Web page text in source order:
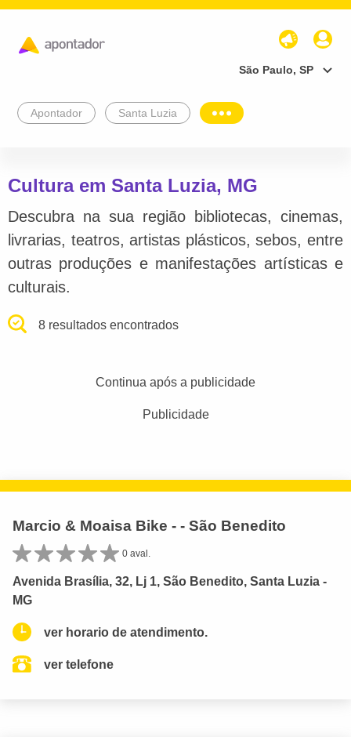
São Paulo, SP
Apontador Santa Luzia
Cultura em Santa Luzia, MG
Descubra na sua região bibliotecas, cinemas,
livrarias, teatros, artistas plásticos, sebos, entre
outras produções e manifestações artísticas e
culturais.
8 resultados encontrados
Continua após a publicidade
Publicidade
Marcio & Moaisa Bike - - São Benedito
0 aval.
Avenida Brasília, 32, Lj 1, São Benedito, Santa Luzia -
MG
ver horario de atendimento.
ver telefone